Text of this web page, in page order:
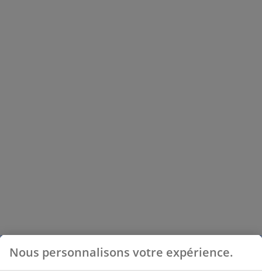
Nous personnalisons votre expérience.